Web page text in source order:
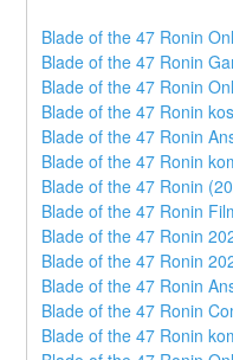
Blade of the 47 Ronin
Blade of the 47 Ronin
Blade of the 47 Ronin
Blade of the 47 Ronin
Blade of the 47 Ronin
Blade of the 47 Ronin
Blade of the 47 Ronin
Blade of the 47 Ronin
Blade of the 47 Ronin
Blade of the 47 Ronin
Blade of the 47 Ronin
Blade of the 47 Ronin
Blade of the 47 Ronin